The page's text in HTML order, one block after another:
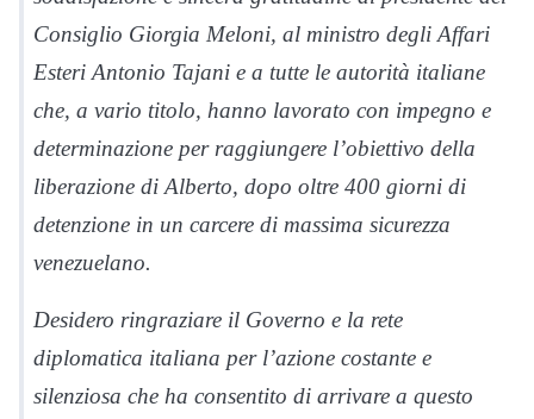
Consiglio Giorgia Meloni, al ministro degli Affari
Esteri Antonio Tajani e a tutte le autorità italiane
che, a vario titolo, hanno lavorato con impegno e
determinazione per raggiungere l’obiettivo della
liberazione di Alberto, dopo oltre 400 giorni di
detenzione in un carcere di massima sicurezza
venezuelano.
Desidero ringraziare il Governo e la rete
diplomatica italiana per l’azione costante e
silenziosa che ha consentito di arrivare a questo